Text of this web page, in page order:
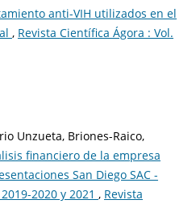
anti-VIH utilizados en el
, Revista Científica Ágora : Vol.
Unzueta, Briones-Raico,
financiero de la empresa
San Diego SAC -
2020 y 2021 , Revista